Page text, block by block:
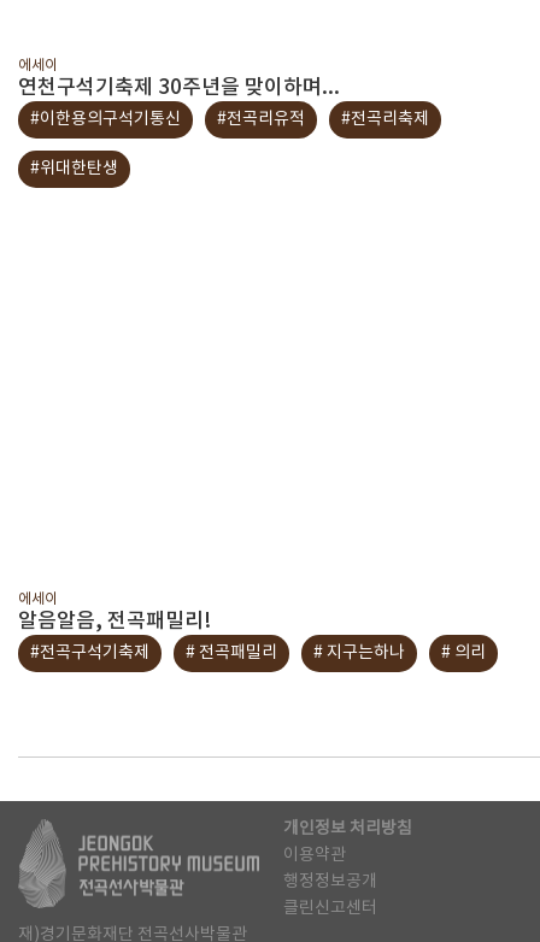
에세이
연천구석기축제 30주년을 맞이하며...
#이한용의구석기통신 #전곡리유적 #전곡리축제
#위대한탄생
에세이
알음알음, 전곡패밀리!
#전곡구석기축제 # 전곡패밀리 # 지구는하나 # 의리
개인정보 처리방침
이용약관
행정정보공개
클린신고센터
재)경기문화재단 전곡선사박물관